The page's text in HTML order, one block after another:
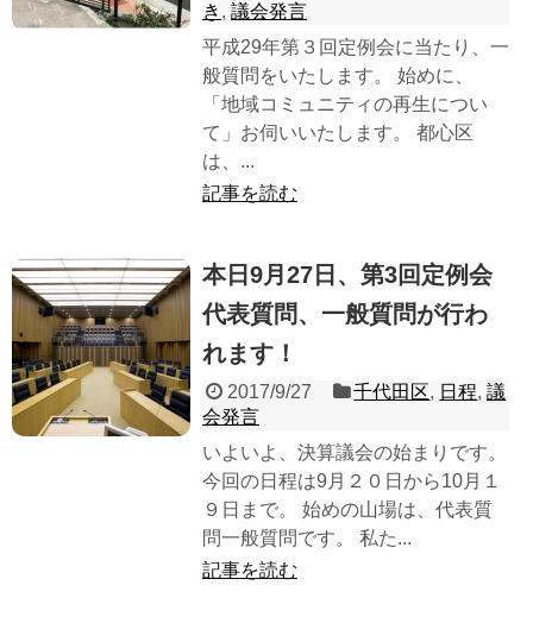
き , 議会発言
平成29年第３回定例会に当たり、一
般質問をいたします。 始めに、
「地域コミュニティの再生につい
て」お伺いいたします。 都心区
は、...
記事を読む
本日9月27日、第3回定例会
代表質問、一般質問が行わ
れます！
2017/9/27 千代田区, 日程,議
会発言
いよいよ、決算議会の始まりです。
今回の日程は9月２０日から10月１
９日まで。 始めの山場は、代表質
問一般質問です。 私た...
記事を読む